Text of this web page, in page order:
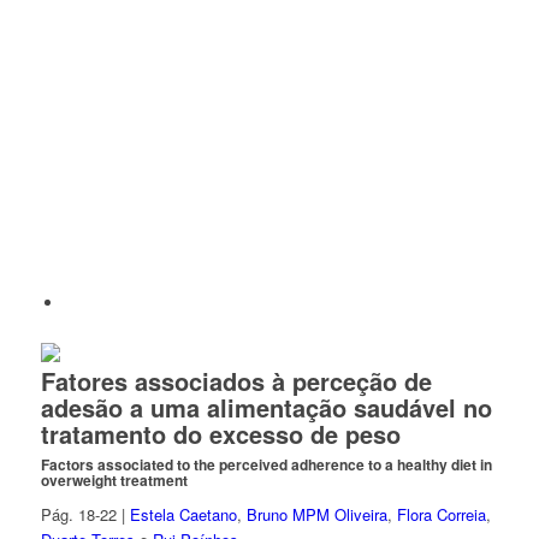
Fatores associados à perceção de
adesão a uma alimentação saudável no
tratamento do excesso de peso
Factors associated to the perceived adherence to a healthy diet in
overweight treatment
Pág. 18-22 | Estela Caetano, Bruno MPM Oliveira, Flora Correia,